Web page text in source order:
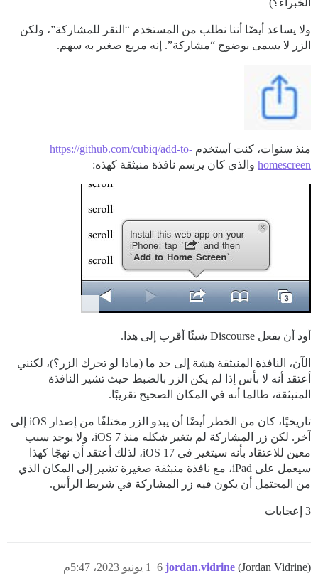
الخبراء؟)
ولا يساعد أيضًا أننا نطلب من المستخدم “النقر للمشاركة”، ولكن
الزر لا يسمى بوضوح “مشاركة”. إنه مربع صغير به سهم.
منذ سنوات، كنت أستخدم https://github.com/cubiq/add-to-
homescreen والذي كان يرسم نافذة منبثقة كهذه:
أود أن يفعل Discourse شيئًا أقرب إلى هذا.
الآن، النافذة المنبثقة هشة إلى حد ما (ماذا لو تحرك الزر؟)، لكنني
أعتقد أنه لا بأس إذا لم يكن الزر بالضبط حيث تشير النافذة
المنبثقة، طالما أنه في المكان الصحيح تقريبًا.
تاريخيًا، كان من الخطر أيضًا أن يبدو الزر مختلفًا من إصدار iOS إلى
آخر. لكن زر المشاركة لم يتغير شكله منذ iOS 7، ولا يوجد سبب
معين للاعتقاد بأنه سيتغير في iOS 17، لذلك أعتقد أن نهجًا كهذا
سيعمل على iPad، مع نافذة منبثقة صغيرة تشير إلى المكان الذي
من المحتمل أن يكون فيه زر المشاركة في شريط الرأس.
3 إعجابات
jordan.vidrine (Jordan Vidrine) 1 يونيو 2023، 5:47م 6